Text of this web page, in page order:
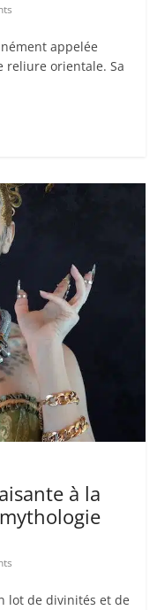
appelée
reliure orientale. Sa
à la
lot de divinités et de